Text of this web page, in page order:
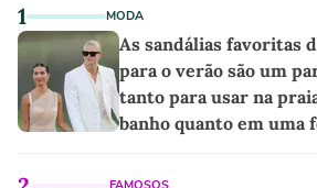
1 MODA
As sandálias favoritas
para o verão são um
tanto para usar na
banho quanto em uma